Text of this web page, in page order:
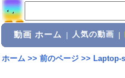
動画 ホーム 人気の動画
ホーム>> 前のページ>> Laptop-